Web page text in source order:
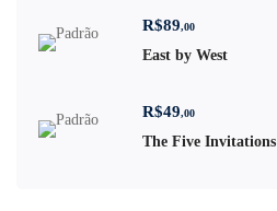
R$89,00
East by West
R$49,00
The Five Invitations